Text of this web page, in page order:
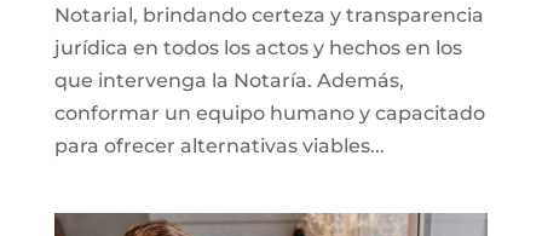
Notarial, brindando certeza y transparencia
jurídica en todos los actos y hechos en los
que intervenga la Notaría. Además,
conformar un equipo humano y capacitado
para ofrecer alternativas viables...